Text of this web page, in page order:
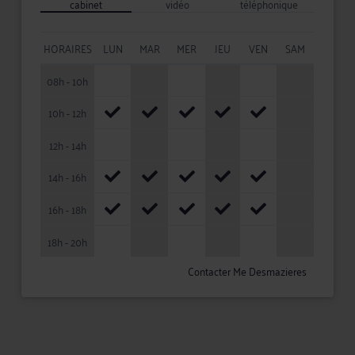
HORAIRES LUN MAR MER JEU VEN
SAM
08h - 10h
10h - 12h
12h - 14h
14h - 16h
16h - 18h
18h - 20h
Contacter Me Desmazieres